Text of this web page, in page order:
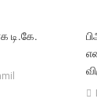
டி.கே.